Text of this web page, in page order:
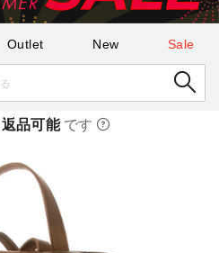
Outlet New Sale
返品可能です